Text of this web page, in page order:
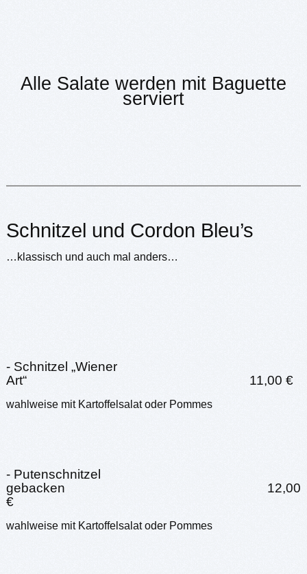
Alle Salate werden mit Baguette
serviert
Schnitzel und Cordon Bleu’s
…klassisch und auch mal anders…
- Schnitzel „Wiener
Art“ 11,00 €
wahlweise mit Kartoffelsalat oder Pommes
- Putenschnitzel
gebacken 12,00
€
wahlweise mit Kartoffelsalat oder Pommes